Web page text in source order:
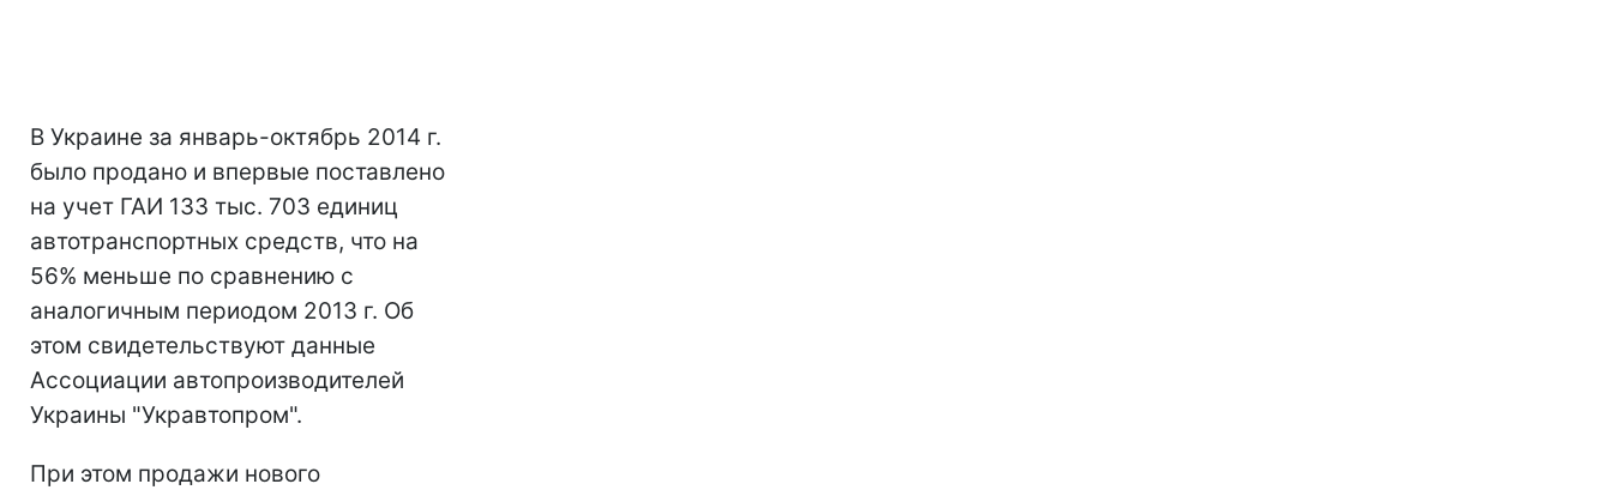
В Украине за январь-октябрь 2014 г.
было продано и впервые поставлено
на учет ГАИ 133 тыс. 703 единиц
автотранспортных средств, что на
56% меньше по сравнению с
аналогичным периодом 2013 г. Об
этом свидетельствуют данные
Ассоциации автопроизводителей
Украины "Укравтопром".
При этом продажи нового